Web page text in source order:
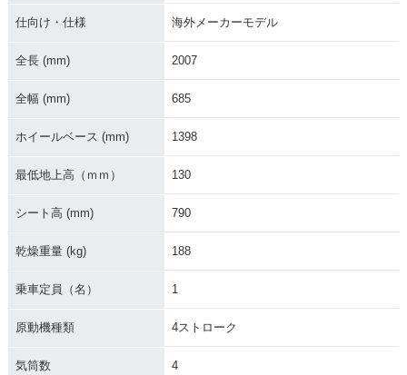
仕向け・仕様 海外メーカーモデル
全長 (mm) 2007
全幅 (mm) 685
ホイールベース (mm) 1398
最低地上高（ｍｍ） 130
シート高 (mm) 790
乾燥重量 (kg) 188
乗車定員（名） 1
原動機種類 4ストローク
気筒数 4